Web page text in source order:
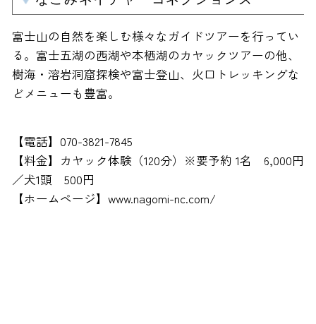
富士山の自然を楽しむ様々なガイドツアーを行ってい
る。富士五湖の西湖や本栖湖のカヤックツアーの他、
樹海・溶岩洞窟探検や富士登山、火口トレッキングな
どメニューも豊富。
【電話】070-3821-7845
【料金】カヤック体験（120分）※要予約 1名 6,000円
／犬1頭 500円
【ホームページ】www.nagomi-nc.com/